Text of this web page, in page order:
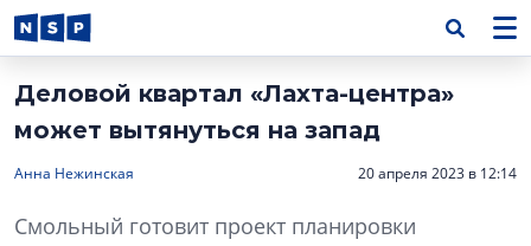
Деловой квартал «Лахта-центра»
может вытянуться на запад
Анна Нежинская 20 апреля 2023 в 12:14
Смольный готовит проект планировки